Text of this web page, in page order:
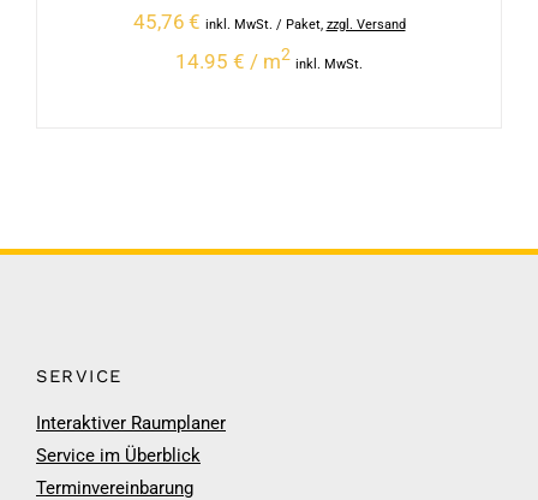
45,76 € inkl. MwSt. / Paket, zzgl. Versand
14.95 € / m2
inkl. MwSt.
SERVICE
Interaktiver Raumplaner
Service im Überblick
Terminvereinbarung